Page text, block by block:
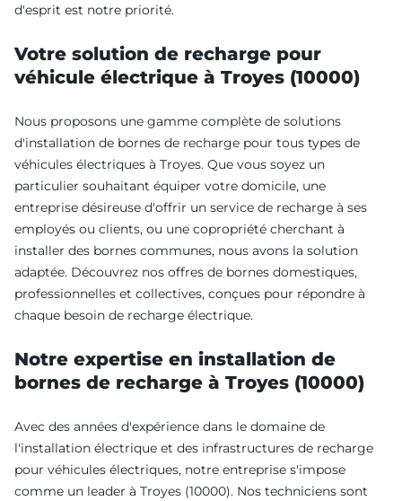
d'esprit est notre priorité.
Votre solution de recharge pour
véhicule électrique à Troyes (10000)
Nous proposons une gamme complète de solutions
d'installation de bornes de recharge pour tous types de
véhicules électriques à Troyes. Que vous soyez un
particulier souhaitant équiper votre domicile, une
entreprise désireuse d'offrir un service de recharge à ses
employés ou clients, ou une copropriété cherchant à
installer des bornes communes, nous avons la solution
adaptée. Découvrez nos offres de bornes domestiques,
professionnelles et collectives, conçues pour répondre à
chaque besoin de recharge électrique.
Notre expertise en installation de
bornes de recharge à Troyes (10000)
Avec des années d'expérience dans le domaine de
l'installation électrique et des infrastructures de recharge
pour véhicules électriques, notre entreprise s'impose
comme un leader à Troyes (10000). Nos techniciens sont